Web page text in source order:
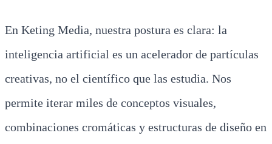
En Keting Media, nuestra postura es clara: la
inteligencia artificial es un acelerador de partículas
creativas, no el científico que las estudia. Nos
permite iterar miles de conceptos visuales,
combinaciones cromáticas y estructuras de diseño en